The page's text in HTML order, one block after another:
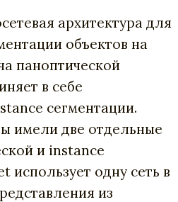
архитектура для
объектов на
паноптической
в себе
сегментации.
имели две отдельные
и instance
использует одну сеть в
из